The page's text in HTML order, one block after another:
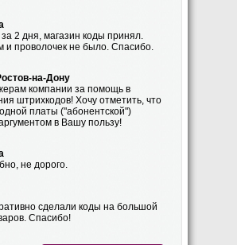
2 дня, магазин коды принял.
и проволочек не было. Спасибо.
на-Дону
компании за помощь в
штрихкодов! Хочу отметить, что
платы ("абонентской")
в Вашу пользу!
не дорого.
сделали коды на большой
Спасибо!